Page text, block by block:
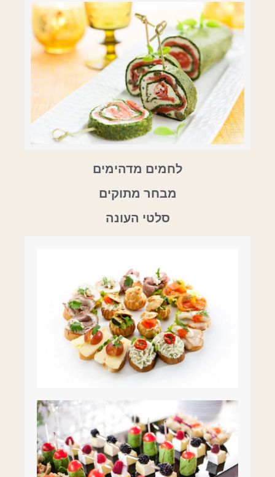
לחמים מדהימים
מבחר מתוקים
סלטי העונה